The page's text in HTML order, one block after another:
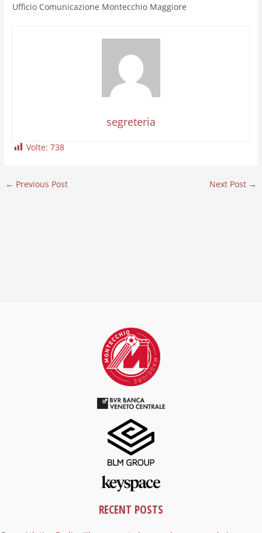
Ufficio Comunicazione Montecchio Maggiore
segreteria
Volte: 738
← Previous Post Next Post →
RECENT POSTS